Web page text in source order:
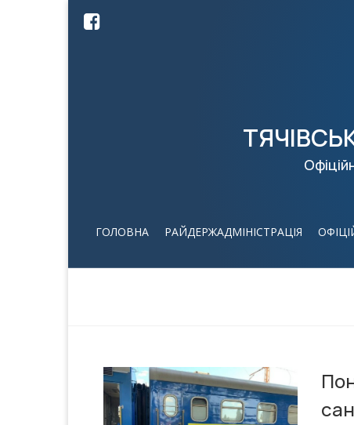
ГОЛОВНА РАЙДЕРЖАДМІНІСТРАЦІЯ